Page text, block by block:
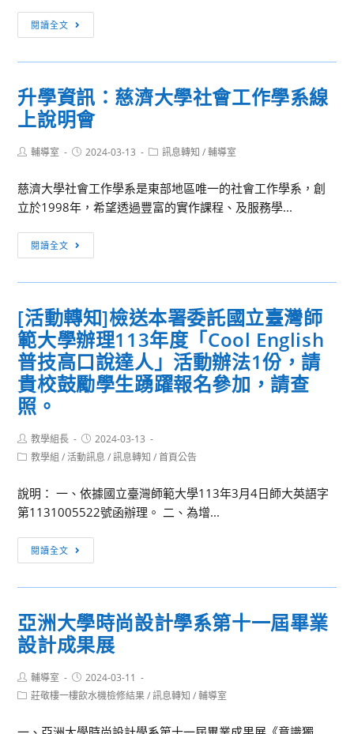
學
第
學
設
門
磨
課
師
即
日
起
開
放
報
名，
邀
貴
校
師
躍
報
名
參
加
閱讀全文
學
資
中
山
學
物
醫
學
學
招
生
資
訊
升學資訊：慈濟大學社會工作學系線
上說明會
Post輔導室
Post2024-03-13
Post訊息轉知 / 輔導室
慈濟大學社會工作學系是東部地區唯一的社會工作學系，創
立於1998年，希望透過豐富的實作課程、及服務學...
閱讀全文
學
資
慈
濟
大
學
社
作
系
線
明
[活動轉知]檢送本署委託國立臺灣師
範大學辦理113年度「Cool English
普技高口說達人」活動辦法1份，請
貴校鼓勵學生踴躍報名參加，請查
照。
Post
author:
教學組長
Post
published:
2024-03-13
Post教學組 / 活動訊息 / 訊息轉知 / 首頁公告
說明： 一、依據國立臺灣師範大學113年3月4日師大英語字
第1131005522號函辦理。 二、為增...
閱讀全文
動
轉
檢
送
署
委
亞洲大學時尚設計學系第十一屆畢業
設計成果展
Post
author:
輔導室
Post
published:
2024-03-11
Post莊敬樓一樓飲水機檢修結果 / 訊息轉知 / 輔導室